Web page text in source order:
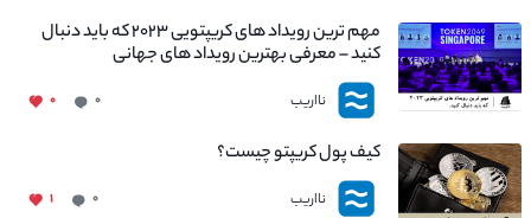
مهم ترین رویداد های کریپتویی ۲۰۲۳ که باید دنبال
کنید – معرفی بهترین رویداد های جهانی
نااریب ۰ ۰
کیف پول کریپتو چیست؟
نااریب ۰ ۱